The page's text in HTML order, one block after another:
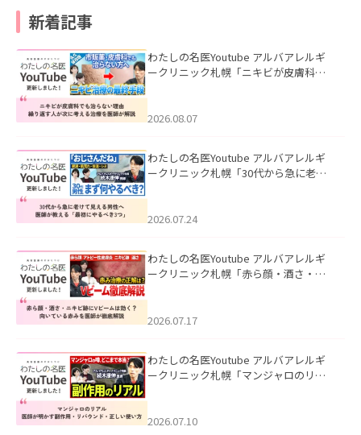
新着記事
わたしの名医Youtube アルバアレルギ
ークリニック札幌「ニキビが皮膚科で
ました。
2026.08.07
わたしの名医Youtube アルバアレルギ
ークリニック札幌「30代から急に老け
た。
2026.07.24
わたしの名医Youtube アルバアレルギ
ークリニック札幌「赤ら顔・酒さ・ニ
した。
2026.07.17
わたしの名医Youtube アルバアレルギ
ークリニック札幌「マンジャロのリア
た。
2026.07.10